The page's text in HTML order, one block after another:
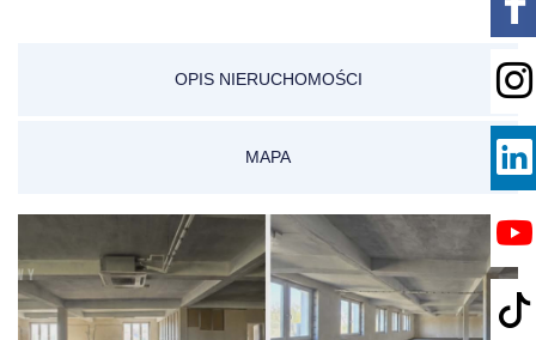
OPIS NIERUCHOMOŚCI
MAPA